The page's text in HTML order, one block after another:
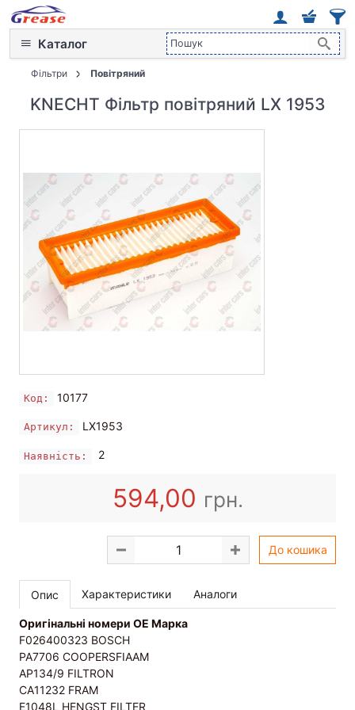
Каталог
Фільтри Повітряний
KNECHT Фільтр повітряний LX 1953
Код: 10177
Артикул: LX1953
Наявність: 2
594,00 грн.
До кошика
Опис Характеристики Аналоги
Оригінальні номери OE Марка
F026400323 BOSCH
PA7706 COOPERSFIAAM
AP134/9 FILTRON
CA11232 FRAM
E1048L HENGST FILTER